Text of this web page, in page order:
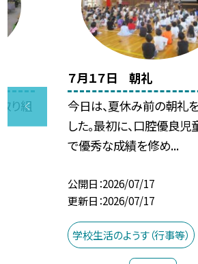
り組
７月１７日 朝礼
今日は、夏休み前の朝礼
した。最初に、口腔優良
で優秀な成績を修め...
公開日 2026/07/17
更新日 2026/07/17
学校生活のようす（行事等）